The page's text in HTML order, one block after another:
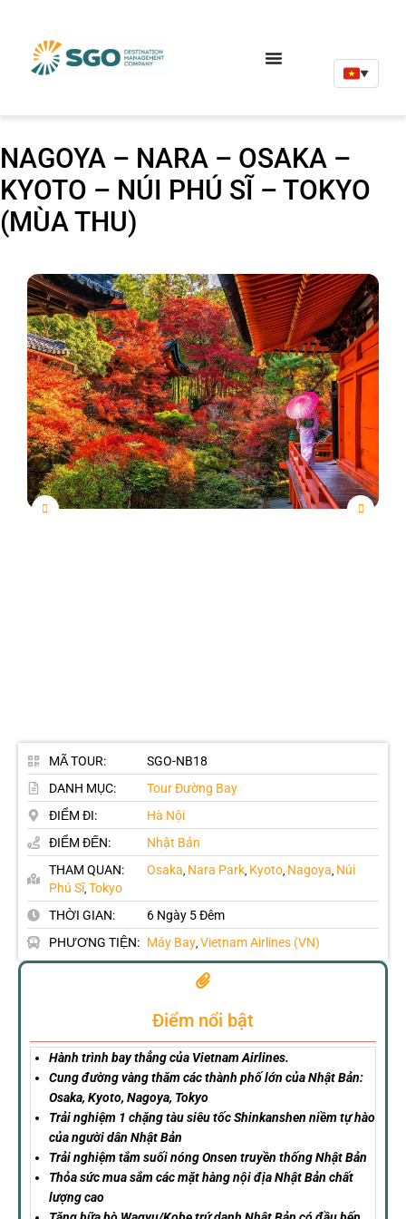
▼
NAGOYA – NARA – OSAKA –
KYOTO – NÚI PHÚ SĨ – TOKYO
(MÙA THU)
MÃ TOUR:
SGO-NB18
DANH MỤC:
Tour Đường Bay
ĐIỂM ĐI:
Hà Nội
ĐIỂM ĐẾN:
Nhật Bản
THAM QUAN:
Osaka, Nara Park, Kyoto, Nagoya, Núi
Phú Sĩ, Tokyo
THỜI GIAN:
6 Ngày 5 Đêm
PHƯƠNG TIỆN: Máy Bay, Vietnam Airlines (VN)
Điểm nổi bật
Hành trình bay thẳng của Vietnam Airlines.
Cung đường vàng thăm các thành phố lớn của Nhật Bản:
Osaka, Kyoto, Nagoya, Tokyo
Trải nghiệm 1 chặngtàu siêu tốc Shinkanshen niềm tự hào
của người dân Nhật Bản
Trải nghiệm tắm suối nóng Onsen truyền thống Nhật Bản
Thỏa sức mua sắm các mặt hàng nội địa Nhật Bản chất
lượng cao